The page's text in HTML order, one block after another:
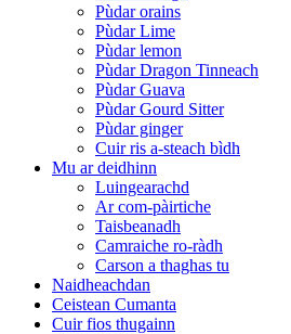
Pùdar orains
Pùdar Lime
Pùdar lemon
Pùdar Dragon Tinneach
Pùdar Guava
Pùdar Gourd Sitter
Pùdar ginger
Cuir ris a-steach bìdh
Mu ar deidhinn
Luingearachd
Ar com-pàirtiche
Taisbeanadh
Camraiche ro-ràdh
Carson a thaghas tu
Naidheachdan
Ceistean Cumanta
Cuir fios thugainn